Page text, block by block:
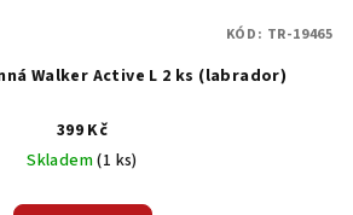
Walker Active L 2 ks (labrador)
399 Kč
Skladem(1 ks)
KÓD: TR-19465